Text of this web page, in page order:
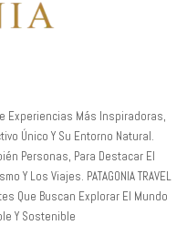
Experiencias Más Inspiradoras,
Único Y Su Entorno Natural.
Personas, Para Destacar El
Y Los Viajes. PATAGONIA TRAVEL
Que Buscan Explorar El Mundo
Y Sostenible